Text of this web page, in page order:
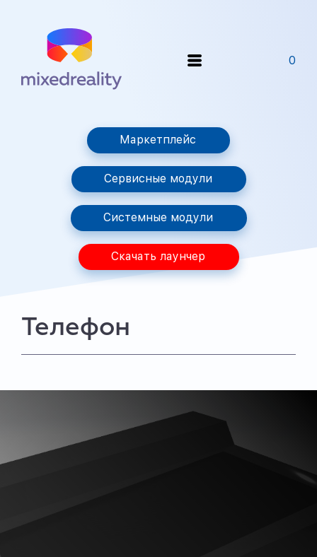
0
Маркетплейс
Сервисные модули
Системные модули
Скачать лаунчер
Телефон